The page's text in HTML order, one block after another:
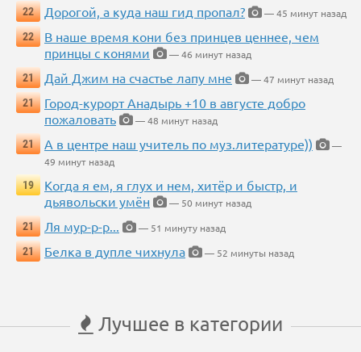
22
Дорогой, а куда наш гид пропал?
— 45 минут назад
22
В наше время кони без принцев ценнее, чем
принцы с конями
— 46 минут назад
21
Дай Джим на счастье лапу мне
— 47 минут назад
21
Город-курорт Анадырь +10 в августе добро
пожаловать
— 48 минут назад
21
А в центре наш учитель по муз.литературе))
—
49 минут назад
19
Когда я ем, я глух и нем, хитёр и быстр, и
дьявольски умён
— 50 минут назад
21
Ля мур-р-р...
— 51 минуту назад
21
Белка в дупле чихнула — 52 минуты назад
Лучшее в категории